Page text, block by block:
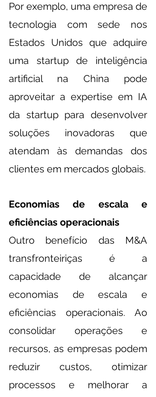
Por exemplo, uma empresa de
tecnologia com sede nos
Estados Unidos que adquire
uma startup de inteligência
artificial na China pode
aproveitar a expertise em IA
da startup para desenvolver
soluções inovadoras que
atendam às demandas dos
clientes em mercados globais.
Economias de escala e
eficiências operacionais
Outro benefício das M&A
transfronteiriças é a
capacidade de alcançar
economias de escala e
eficiências operacionais. Ao
consolidar operações e
recursos, as empresas podem
reduzir custos, otimizar
processos e melhorar a